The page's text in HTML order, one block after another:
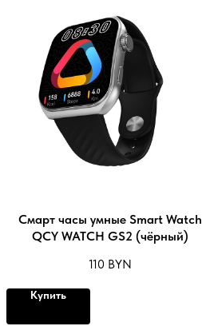
Смарт часы умные Smart Watch
QCY WATCH GS2 (чёрный)
110 BYN
Купить